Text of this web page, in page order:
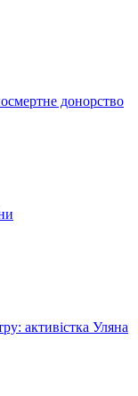
донорство
активістка Уляна